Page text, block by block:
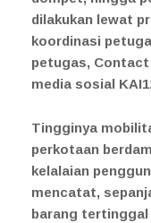
dilakukan lewat
koordinasi
petugas, Contact
media sosial
Tingginya
perkotaan
kelalaian
mencatat,
barang tertinggal